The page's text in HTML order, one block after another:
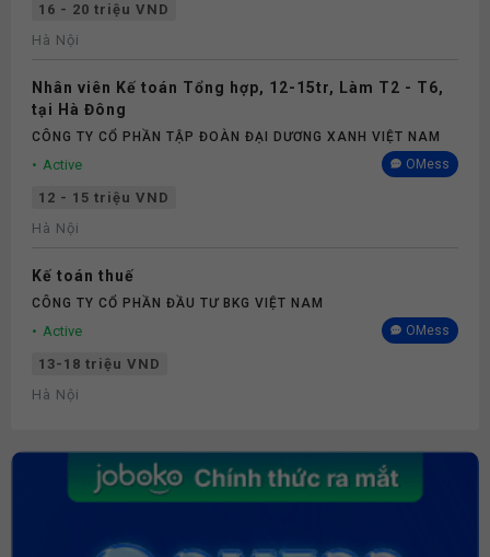
16 - 20 triệu VND
Hà Nội
Nhân viên Kế toán Tổng hợp, 12-15tr, Làm T2 - T6,
tại Hà Đông
CÔNG TY CỔ PHẦN TẬP ĐOÀN ĐẠI DƯƠNG XANH VIỆT NAM
Active OMess
12 - 15 triệu VND
Hà Nội
Kế toán thuế
CÔNG TY CỔ PHẦN ĐẦU TƯ BKG VIỆT NAM
Active OMess
13-18 triệu VND
Hà Nội